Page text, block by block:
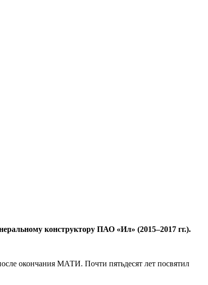
конструктору ПАО «Ил» (2015–2017 гг.).
окончания МАТИ. Почти пятьдесят лет посвятил